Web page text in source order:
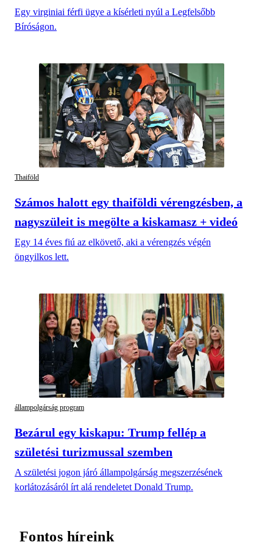
Egy virginiai férfi ügye a kísérleti nyúl a Legfelsőbb
Bíróságon.
Thaiföld
Számos halott egy thaiföldi vérengzésben, a
nagyszüleit is megölte a kiskamasz + videó
Egy 14 éves fiú az elkövető, aki a vérengzés végén
öngyilkos lett.
állampolgárság program
Bezárul egy kiskapu: Trump fellép a
születési turizmussal szemben
A születési jogon járó állampolgárság megszerzésének
korlátozásáról írt alá rendeletet Donald Trump.
Fontos híreink